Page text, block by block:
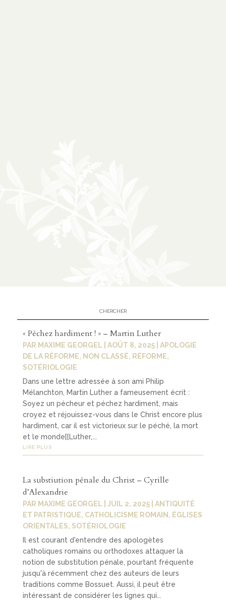
« Péchez hardiment ! » – Martin Luther
PAR MAXIME GEORGEL AOÛT 8, 2025| APOLOGIE
DE LA RÉFORME, NON CLASSÉ, RÉFORME,
SOTÉRIOLOGIE
Dans une lettre adressée à son ami Philip
Mélanchton, Martin Luther a fameusement écrit :
Soyez un pécheur et péchez hardiment, mais
croyez et réjouissez-vous dans le Christ encore plus
hardiment, car il est victorieux sur le péché, la mort
et le monde[[Luther,...
LIRE PLUS
La substiution pénale du Christ – Cyrille
d’Alexandrie
PAR MAXIME GEORGEL JUIL 2, 2025| ANTIQUITÉ
ET PATRISTIQUE, CATHOLICISME ROMAIN , ÉGLISES
ORIENTALES, SOTÉRIOLOGIE
Il est courant d'entendre des apologètes
catholiques romains ou orthodoxes attaquer la
notion de substitution pénale, pourtant fréquente
jusqu'à récemment chez des auteurs de leurs
traditions comme Bossuet. Aussi, il peut être
intéressant de considérer les lignes qui...